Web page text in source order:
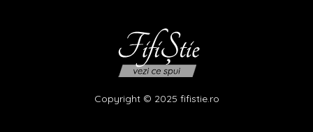
Copyright © 2025 fifistie.ro